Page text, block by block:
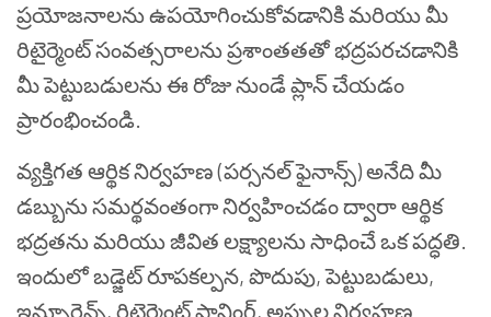
ప్రయోజనాలను ఉపయోగించుకోవడానికి మరియు మీ
రిటైర్మెంట్ సంవత్సరాలను ప్రశాంతతతో భద్రపరచడానికి
మీ పెట్టుబడులను ఈ రోజు నుండే ప్లాన్ చేయడం
ప్రారంభించండి.
వ్యక్తిగత ఆర్థిక నిర్వహణ (పర్సనల్ ఫైనాన్స్) అనేది మీ
డబ్బును సమర్థవంతంగా నిర్వహించడం ద్వారా ఆర్థిక
భద్రతను మరియు జీవిత లక్ష్యాలను సాధించే ఒక పద్ధతి.
ఇందులో బడ్జెట్ రూపకల్పన, పొదుపు, పెట్టుబడులు,
ఇన్సూరెన్స్, రిటైర్మెంట్ ప్లానింగ్, అప్పుల నిర్వహణ